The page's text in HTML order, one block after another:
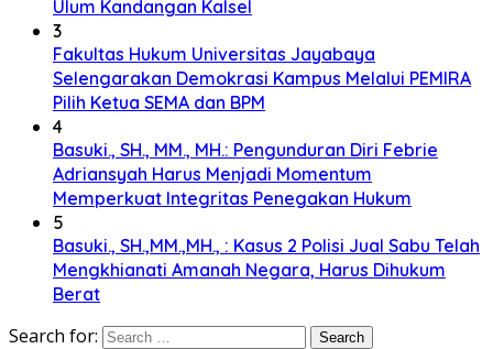
Ulum Kandangan Kalsel
3
Fakultas Hukum Universitas Jayabaya
Selengarakan Demokrasi Kampus Melalui PEMIRA
Pilih Ketua SEMA dan BPM
4
Basuki., SH., MM., MH.: Pengunduran Diri Febrie
Adriansyah Harus Menjadi Momentum
Memperkuat Integritas Penegakan Hukum
5
Basuki., SH.,MM.,MH., : Kasus 2 Polisi Jual Sabu Telah
Mengkhianati Amanah Negara, Harus Dihukum
Berat
Search for: